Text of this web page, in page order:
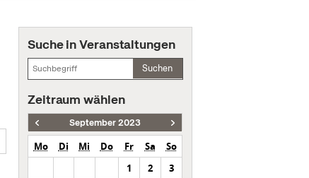
Suche in Veranstaltungen
Suchen
Zeitraum wählen
September 2023
Mo Di Mi Do Fr Sa
So
1
2
3